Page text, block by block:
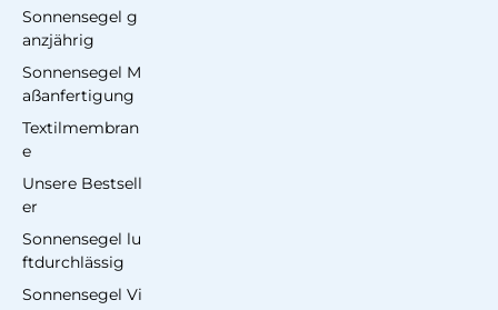
Sonnensegel g
anzjährig
Sonnensegel M
aßanfertigung
Textilmembran
e
Unsere Bestsell
er
Sonnensegel lu
ftdurchlässig
Sonnensegel Vi